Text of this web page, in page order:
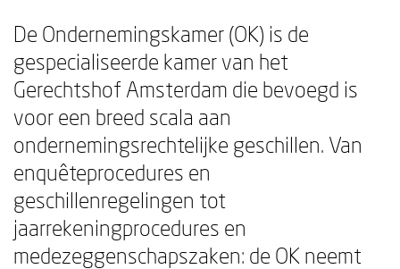
De Ondernemingskamer (OK) is de
gespecialiseerde kamer van het
Gerechtshof Amsterdam die bevoegd is
voor een breed scala aan
ondernemingsrechtelijke geschillen. Van
enquêteprocedures en
geschillenregelingen tot
jaarrekeningprocedures en
medezeggenschapszaken: de OK neemt